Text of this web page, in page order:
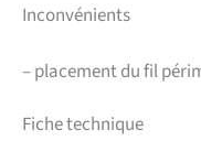
Inconvénients
–placement du fil
Fiche technique